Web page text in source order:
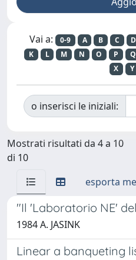
Vai a: 0-9 A B C D
K
L M N O P Q
X
Y
o inserisci le iniziali:
Mostrati risultati da 4 a 10
di 10
esporta
"Il 'Laboratorio NE'
1984 A. JASINK
Linear a banqueting